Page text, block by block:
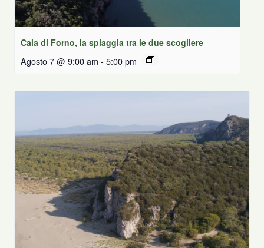
Cala di Forno, la spiaggia tra le due scogliere
Agosto 7 @ 9:00 am - 5:00 pm